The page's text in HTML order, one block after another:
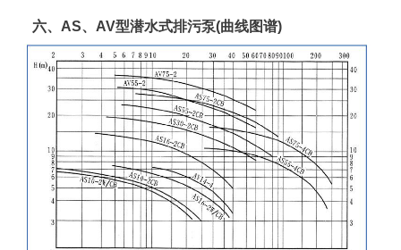
六、AS、AV型潜水式排污泵(曲线图谱)